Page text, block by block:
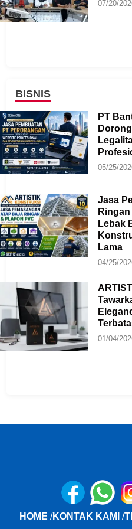
07/20/
BISNIS
PT
05/25/
Jasa
Lebak
Lama
04/25/
01/04/
HOME /KONTAK KAMI /